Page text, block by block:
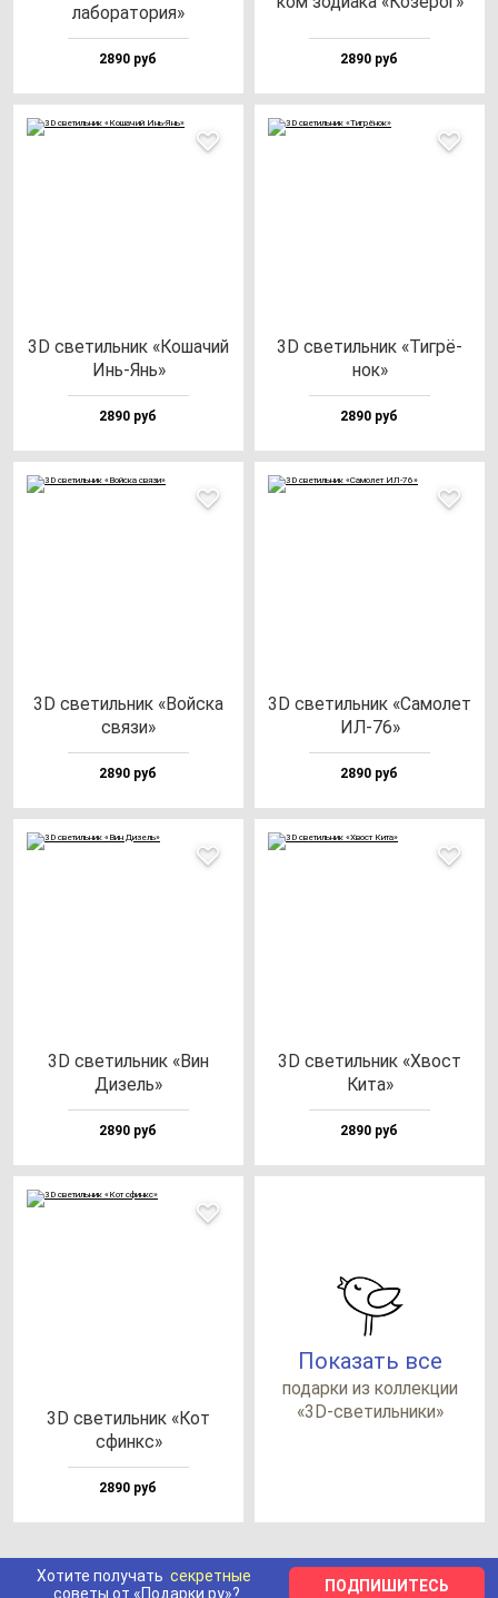
ла­бо­ра­то­рия»
2890 руб 2890 руб
3D све­тиль­ник «Коша­чий
Инь-Янь»
2890 руб
3D све­тиль­ник «Тиг­рё­
нок»
2890 руб
3D све­тиль­ник «Вой­ска
свя­зи»
2890 руб
3D све­тиль­ник «Само­лет
ИЛ-76»
2890 руб
3D све­тиль­ник «Вин
Дизель»
2890 руб
3D све­тиль­ник «Хвост
Кита»
2890 руб
3D све­тиль­ник «Кот
сфинкс»
2890 руб
Показать все
по­дар­ки из кол­лек­ции
«3D-све­тиль­ни­ки»
Хотите получать секретные
советы от «Подарки.ру»?
ПОДПИШИТЕСЬ